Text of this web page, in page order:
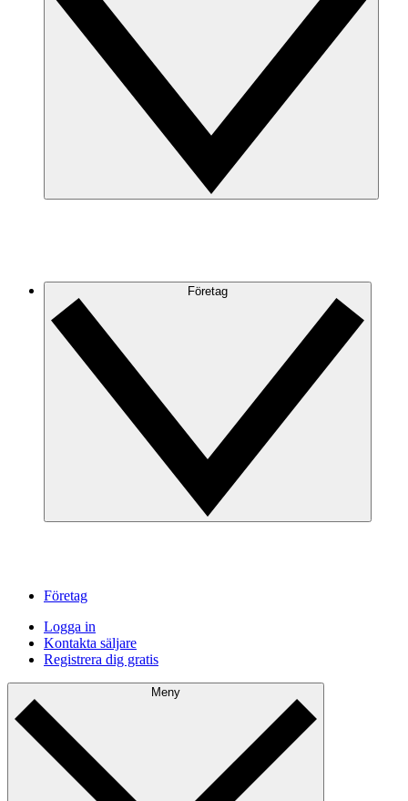
Företag
Företag
Logga in
Kontakta säljare
Registrera dig gratis
Meny